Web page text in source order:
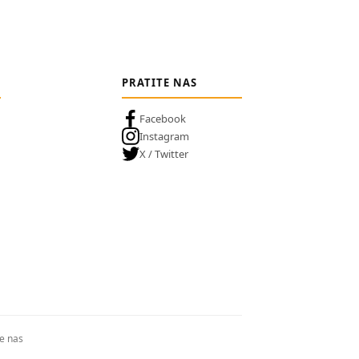
PRATITE NAS
Facebook
Instagram
X / Twitter
nas